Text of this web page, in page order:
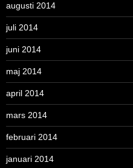
augusti 2014
juli 2014
juni 2014
maj 2014
april 2014
mars 2014
februari 2014
januari 2014